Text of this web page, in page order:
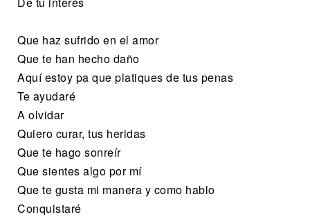
Que haz sufrido en el amor
Que te han hecho daño
Aquí estoy pa que platiques de tus penas
Te ayudaré
A olvidar
Quiero curar, tus heridas
Que te hago sonreír
Que sientes algo por mí
Que te gusta mi manera y como hablo
Conquistaré